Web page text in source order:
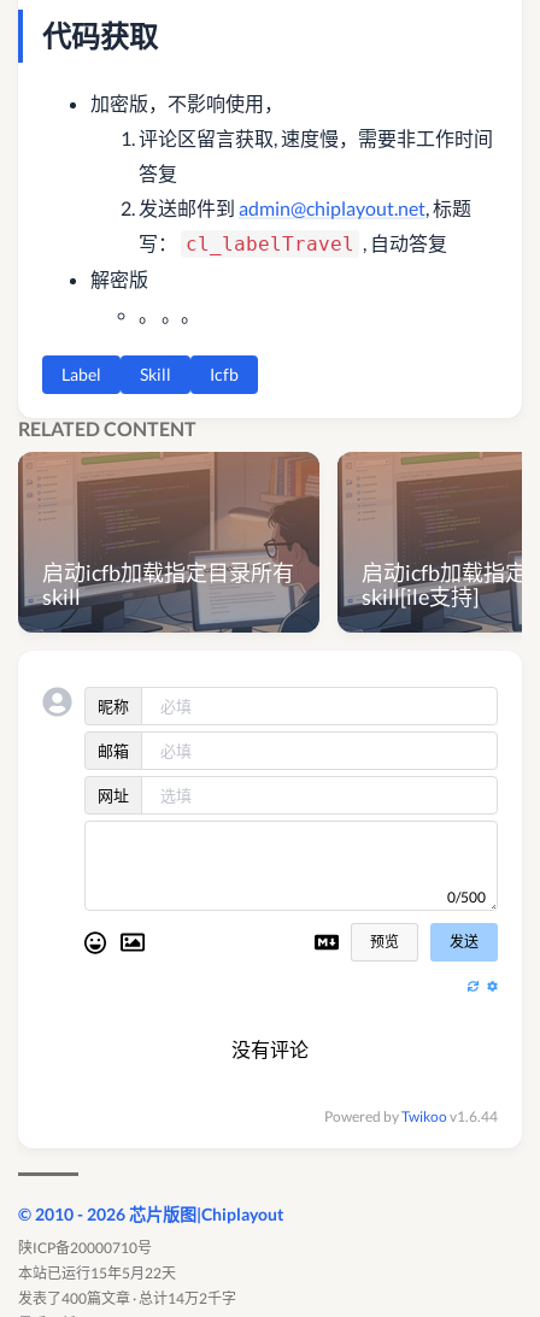
代码获取
加密版，不影响使用，
评论区留言获取, 速度慢，需要非工作时间
答复
发送邮件到 admin@chiplayout.net, 标题
写：
cl_labelTravel , 自动答复
解密版
。 。。
Label Skill Icfb
RELATED CONTENT
启动icfb加载指定目录所有
skill
启动icfb加载指定
skill[ile支持]
昵称
邮箱
网址
0/500
预览 发送
没有评论
Powered byTwikoov1.6.44
© 2010 - 2026 芯片版图|Chiplayout
陕ICP备20000710号
本站已运行15年5月22天
发表了400篇文章 · 总计14万2千字